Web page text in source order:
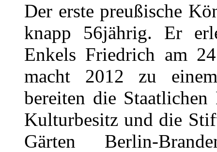
Der erste preußische
knapp 56jährig. Er
Enkels Friedrich am
macht 2012 zu
bereiten die
Kulturbesitz und die
Gärten Berlin-